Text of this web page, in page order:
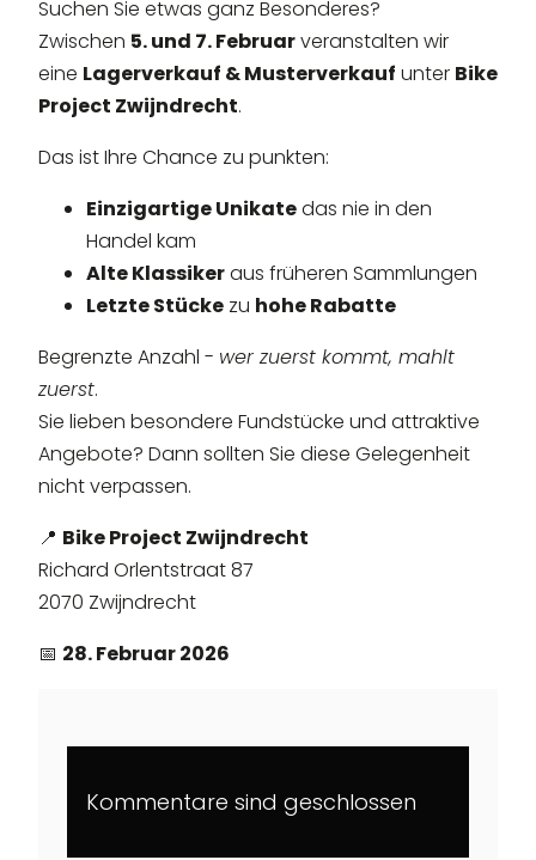
Suchen Sie etwas ganz Besonderes?
Zwischen 5. und 7. Februarveranstalten wir
eine Lagerverkauf & Musterverkauf unter Bike
Project Zwijndrecht.
Das ist Ihre Chance zu punkten:
Einzigartige Unikatedas nie in den
Handel kam
Alte Klassikeraus früheren Sammlungen
Letzte Stücke zu hohe Rabatte
Begrenzte Anzahl - wer zuerst kommt, mahlt
zuerst.
Sie lieben besondere Fundstücke und attraktive
Angebote? Dann sollten Sie diese Gelegenheit
nicht verpassen.
📍 Bike Project Zwijndrecht
Richard Orlentstraat 87
2070 Zwijndrecht
📅 28. Februar 2026
Kommentare sind geschlossen